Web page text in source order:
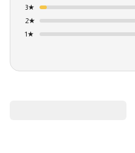
3★
2★
1★